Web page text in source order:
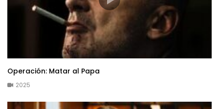
Operación: Matar al Papa
2025